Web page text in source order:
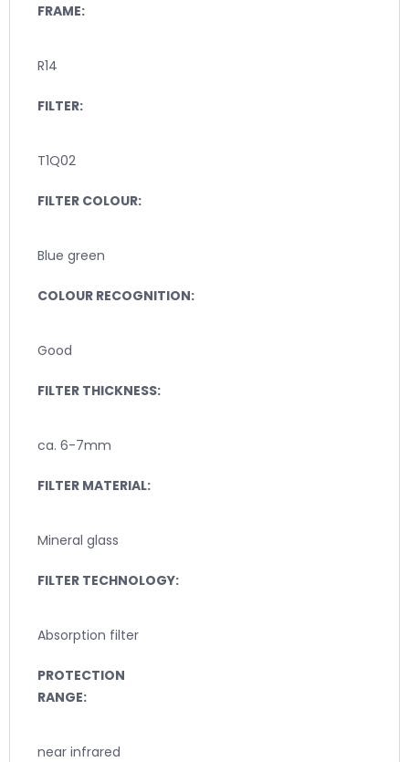
FRAME:
R14
FILTER:
T1Q02
FILTER COLOUR:
Blue green
COLOUR RECOGNITION:
Good
FILTER THICKNESS:
ca. 6-7mm
FILTER MATERIAL:
Mineral glass
FILTER TECHNOLOGY:
Absorption filter
PROTECTION
RANGE:
near infrared